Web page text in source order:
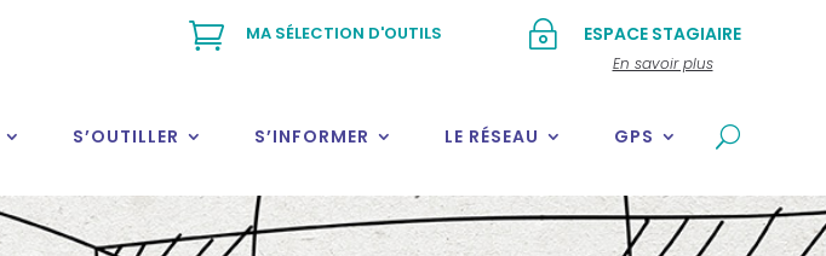
~ ESPACE STAGIAIRE
En savoir plus
 MA SÉLECTION D'OUTILS
S’OUTILLER S’INFORMER LE RÉSEAU GPS